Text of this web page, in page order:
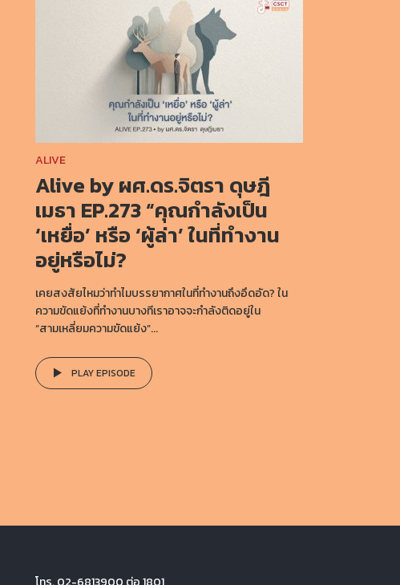
ALIVE
Alive by ผศ.ดร.จิตรา ดุษฎี
เมธา EP.273 “คุณกำลังเป็น
‘เหยื่อ’ หรือ ‘ผู้ล่า’ ในที่ทำงาน
อยู่หรือไม่?
เคยสงสัยไหมว่าทำไมบรรยากาศในที่ทำงานถึงอึดอัด? ใน
ความขัดแย้งที่ทำงานบางทีเราอาจจะกำลังติดอยู่ใน
“สามเหลี่ยมความขัดแย้ง”...
PLAY EPISODE